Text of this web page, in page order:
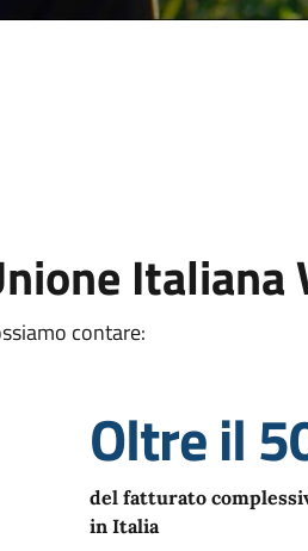
Italiana
contare:
Oltre il
del fatturato
in Italia